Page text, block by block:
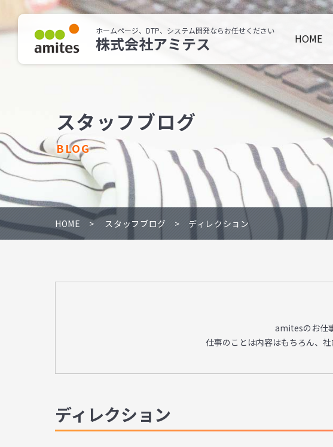
ホームページ、DTP、システム開発ならお任せください
株式会社アミテス HOME
スタッフブログ
BLOG
HOME スタッフブログ ディレクション
amitesのお仕
仕事のことは内容はもちろん、
ディレクション